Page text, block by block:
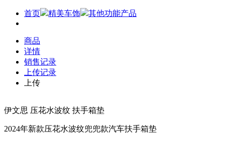
首页 精美车饰 其他功能产品
商品
详情
销售记录
上传记录
上传
伊文思 压花水波纹 扶手箱垫
2024年新款压花水波纹兜兜款汽车扶手箱垫